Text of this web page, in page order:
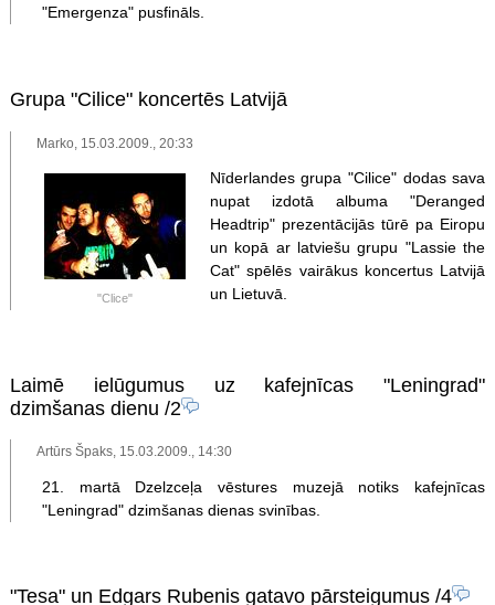
"Emergenza" pusfināls.
Grupa "Cilice" koncertēs Latvijā
Marko, 15.03.2009., 20:33
"Clice"
Nīderlandes grupa "Cilice" dodas sava
nupat izdotā albuma "Deranged
Headtrip" prezentācijās tūrē pa Eiropu
un kopā ar latviešu grupu "Lassie the
Cat" spēlēs vairākus koncertus Latvijā
un Lietuvā.
Laimē ielūgumus uz kafejnīcas "Leningrad"
dzimšanas dienu /2
Artūrs Špaks, 15.03.2009., 14:30
21. martā Dzelzceļa vēstures muzejā notiks kafejnīcas
"Leningrad" dzimšanas dienas svinības.
"Tesa" un Edgars Rubenis gatavo pārsteigumus/4